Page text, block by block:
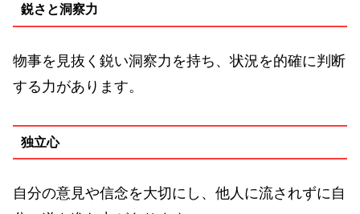
鋭さと洞察力
物事を見抜く鋭い洞察力を持ち、状況を的確に判断
する力があります。
独立心
自分の意見や信念を大切にし、他人に流されずに自